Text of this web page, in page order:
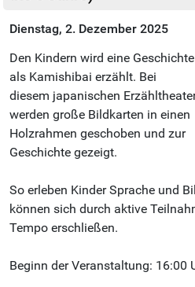
Dienstag, 2. Dezember 2025
Den Kindern wird eine Geschichte
als Kamishibai erzählt. Bei
diesem japanischen
werden große Bildkarten in einen
Holzrahmen geschoben und zur
Geschichte gezeigt.
So erleben Kinder Sprache und
können sich durch aktive
Tempo erschließen.
Beginn der Veranstaltung: 16:00